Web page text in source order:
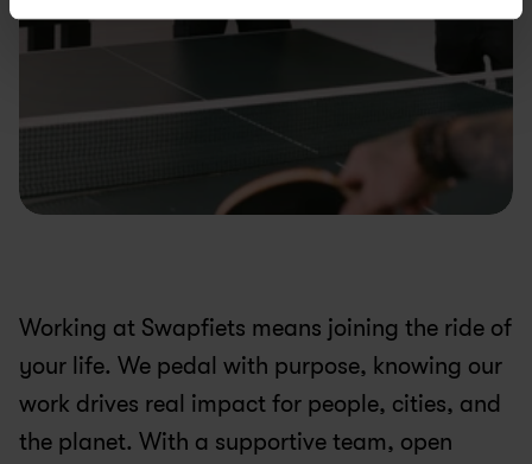
Working at Swapfiets means joining the ride of
your life. We pedal with purpose, knowing our
work drives real impact for people, cities, and
the planet. With a supportive team, open